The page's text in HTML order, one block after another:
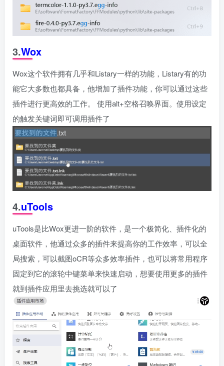
3.Wox
Wox这个软件拥有几乎和Listary一样的功能，Listary有的功
能它大多数也都具备，他增加了插件功能，你可以通过这些
插件进行更高效的工作。 使用alt+空格召唤界面。使用设定
的触发关键词即可调用插件了
4.uTools
uTools是比Wox更进一阶的软件，是一个极简化、插件化的
桌面软件，他通过众多的插件来提高你的工作效率，可以全
局搜索，可以截图oCR等众多效率插件，也可以将常用程序
固定到它的滚轮中键菜单来快速启动，想要使用更多的插件
就到插件应用里去挑选就可以了